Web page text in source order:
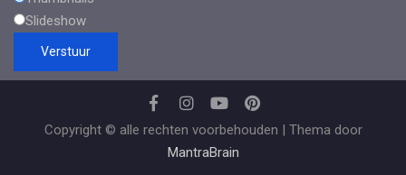
Slideshow
Copyright © alle rechten voorbehouden | Thema door
MantraBrain